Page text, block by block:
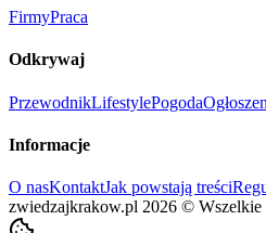
FirmyPraca
Odkrywaj
PrzewodnikLifestylePogoda
Informacje
O nasKontaktJak powstają treści
zwiedzajkrakow.pl 2026 © Wszelkie